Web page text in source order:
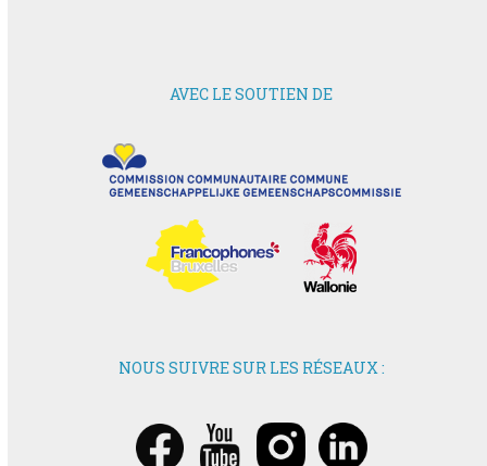
AVEC LE SOUTIEN DE
NOUS SUIVRE SUR LES RÉSEAUX :